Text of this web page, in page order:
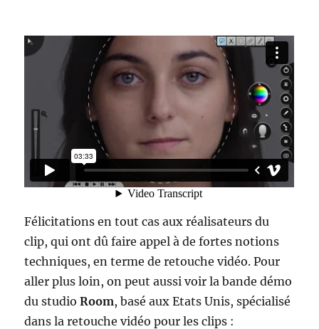
Félicitations en tout cas aux réalisateurs du
clip, qui ont dû faire appel à de fortes notions
techniques, en terme de retouche vidéo. Pour
aller plus loin, on peut aussi voir la bande démo
du studioRoom, basé aux Etats Unis, spécialisé
dans la retouche vidéo pour les clips :